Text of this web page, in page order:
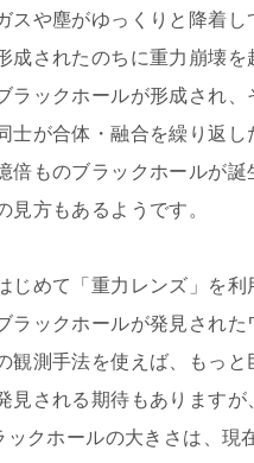
スや塵がゆっくりと降着し
成されたのちに重力崩壊を
ラックホールが形成され、
士が合体・融合を繰り返し
倍ものブラックホールが誕
見方もあるようです。
じめて「重力レンズ」を利
ラックホールが発見された
観測手法を使えば、もっと
見される期待もありますが
クホールの大きさは、現